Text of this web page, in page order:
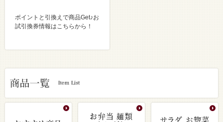
ポイントと引換えで商品Get♪お
試引換券情報はこちらから！